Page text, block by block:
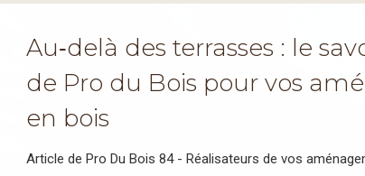
Au‑delà des terrasses : le
de Pro du Bois pour vos
en bois
Article de Pro Du Bois 84 - Réalisateurs de vos